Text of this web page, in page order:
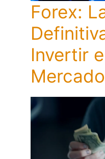
Forex:
Invertir